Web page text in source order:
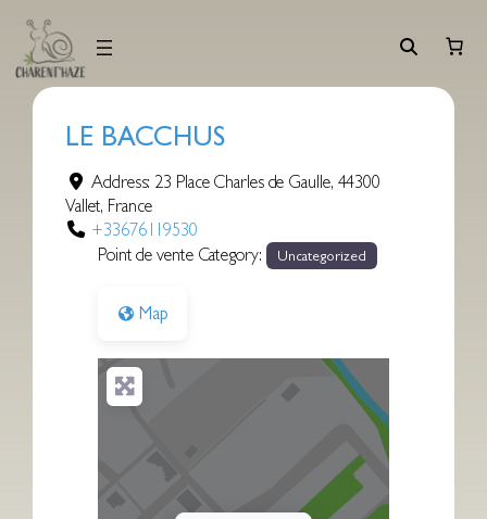
contenu
LE BACCHUS
Address: 23 Place Charles de Gaulle, 44300
Vallet, France
+33676119530
Point de vente Category:
Uncategorized
Map